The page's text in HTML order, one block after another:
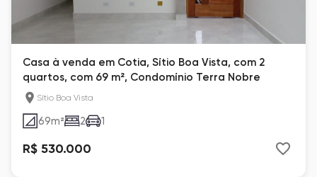
Casa à venda em Cotia, Sítio Boa Vista, com 2
quartos, com 69 m², Condomínio Terra Nobre
Sítio Boa Vista
69m² 2 1
R$ 530.000